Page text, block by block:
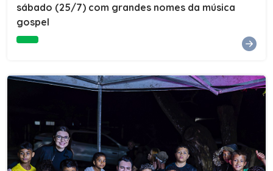
sábado (25/7) com grandes nomes da música
gospel